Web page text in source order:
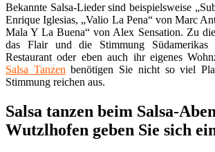
Bekannte Salsa-Lieder sind beispielsweise
Enrique Iglesias, „Valio La Pena“ von Marc
Mala Y La Buena“ von Alex Sensation. Zu
das Flair und die Stimmung
Restaurant oder eben auch ihr eigenes
Salsa Tanzen benötigen Sie nicht so viel
Stimmung reichen aus.
Salsa tanzen beim Salsa-
Wutzlhofen geben Sie sich